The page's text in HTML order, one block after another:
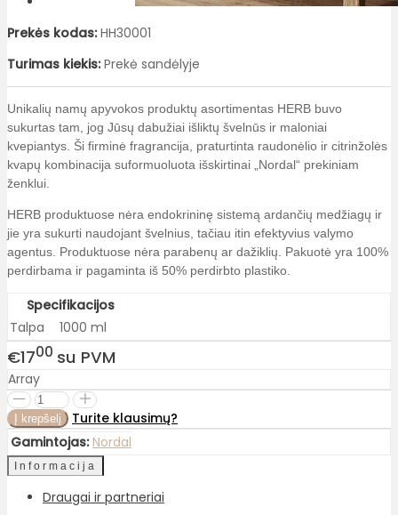
Prekės kodas: HH30001
Turimas kiekis: Prekė sandėlyje
Unikalių namų apyvokos produktų asortimentas HERB buvo
sukurtas tam, jog Jūsų dabužiai išliktų švelnūs ir maloniai
kvepiantys. Ši firminė fragrancija, praturtinta raudonėlio ir citrinžolės
kvapų kombinacija suformuoluota išskirtinai „Nordal“ prekiniam
ženklui.
HERB produktuose nėra endokrininę sistemą ardančių medžiagų ir
jie yra sukurti naudojant švelnius, tačiau itin efektyvius valymo
agentus. Produktuose nėra parabenų ar dažiklių. Pakuotė yra 100%
perdirbama ir pagaminta iš 50% perdirbto plastiko.
Specifikacijos
Talpa
1000 ml
€1700 su PVM
Array
Turite klausimų?
Gamintojas: Nordal
Informacija
Draugai ir partneriai